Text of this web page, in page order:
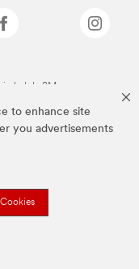
to enhance site
you advertisements
de 3M